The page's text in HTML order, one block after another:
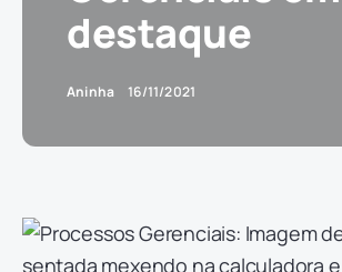
destaque
Aninha 16/11/2021